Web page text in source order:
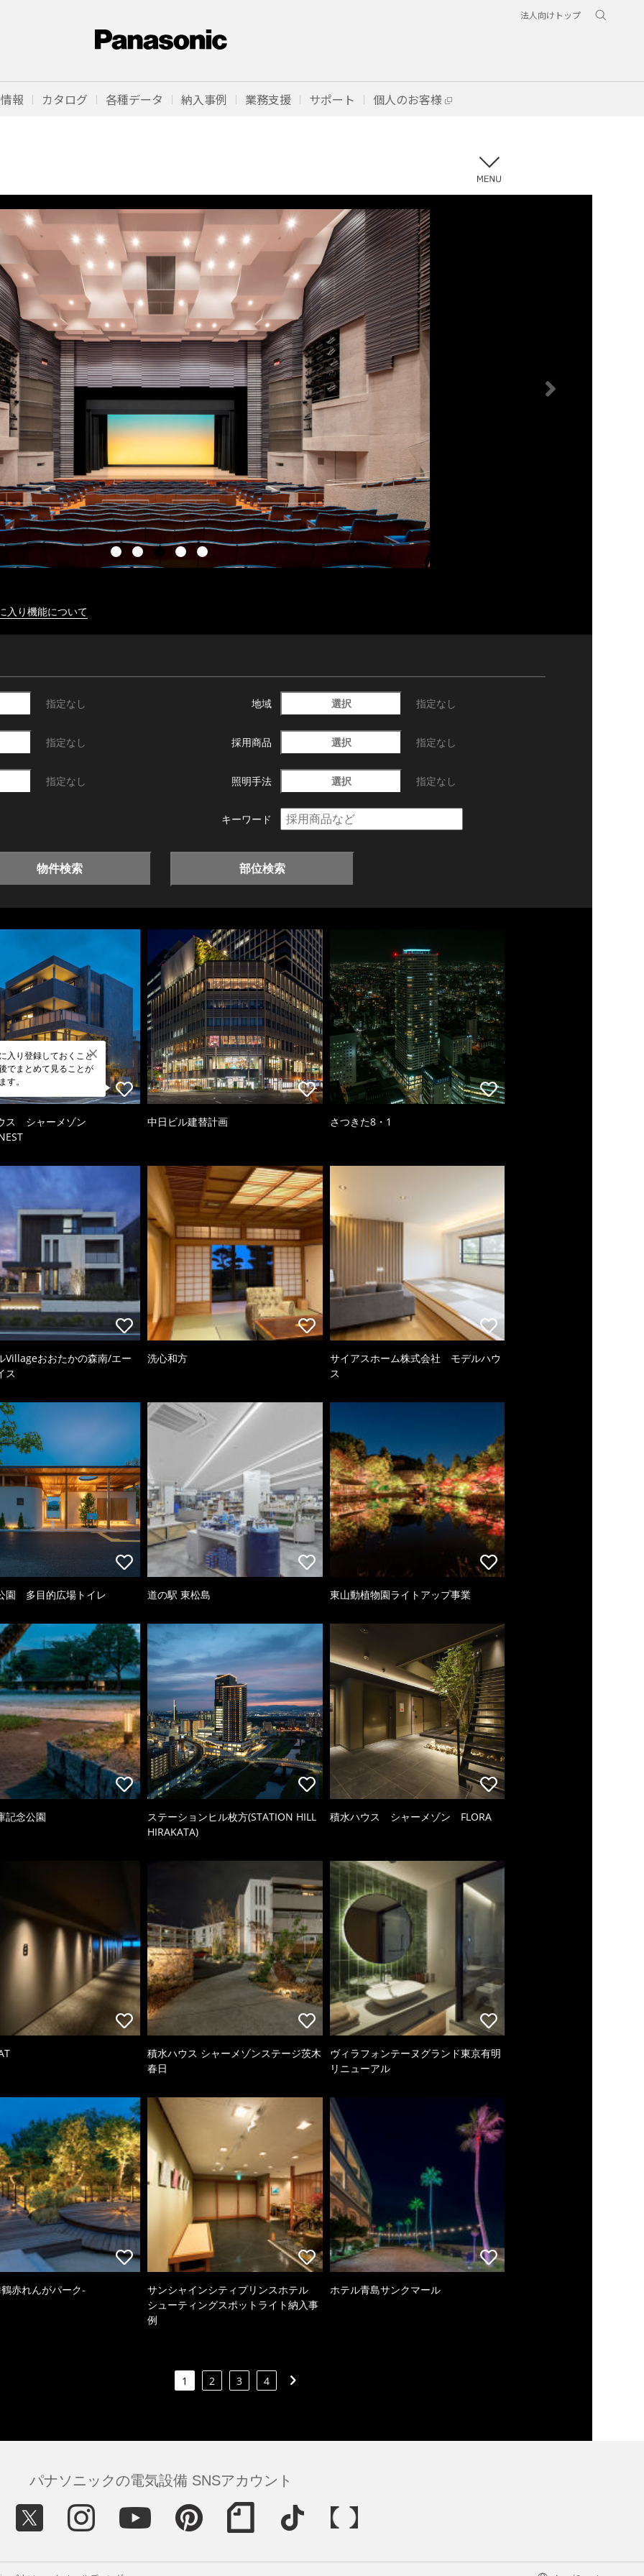
法人向けトップ
報 カタログ 各種データ 納入事例 業務支援 サポート 個人のお客様
入り機能について
指定なし 地域 選択 指定なし
指定なし 採用商品 選択 指定なし
指定なし 照明手法 選択 指定なし
キーワード
物件検索 部位検索
入り登録しておくこと
でまとめて見ることが
す。
ス シャーメゾン
中日ビル建替計画 さつきた8・1
Villageおおたかの森南/エー
ス
洗心和方
サイアスホーム株式会社 モデルハウ
ス
園 多目的広場トイレ 道の駅 東松島 東山動植物園ライトアップ事業
記念公園
ステーションヒル枚方(STATION HILL
HIRAKATA)
積水ハウス シャーメゾン FLORA
積水ハウス シャーメゾンステージ茨木
春日
ヴィラフォンテーヌグランド東京有明
リニューアル
赤れんがパーク-
サンシャインシティプリンスホテル
シューティングスポットライト納入事
例
ホテル青島サンクマール
1 2 3 4
パナソニックの電気設備 SNSアカウント